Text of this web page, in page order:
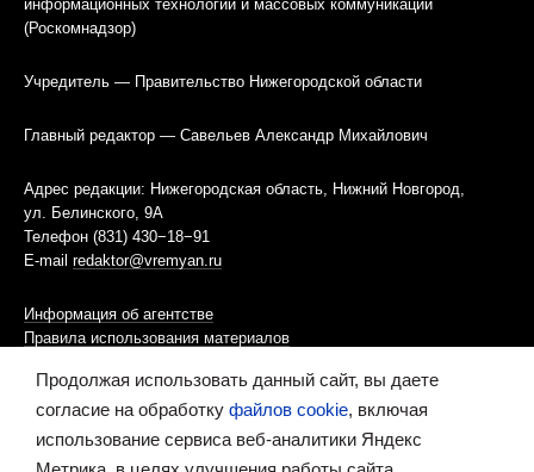
информационных технологий и массовых коммуникаций
(Роскомнадзор)
Учредитель — Правительство Нижегородской области
Главный редактор — Савельев Александр Михайлович
Адрес редакции: Нижегородская область, Нижний Новгород,
ул. Белинского, 9А
Телефон (831) 430−18−91
E-mail redaktor@vremyan.ru
Информация об агентстве
Правила использования материалов
Информационная политика использования «cookies»-файлов
Ресурс содержит материалы 16+
Продолжая использовать данный сайт, вы даете
согласие на обработку файлов cookie, включая
использование сервиса веб-аналитики Яндекс